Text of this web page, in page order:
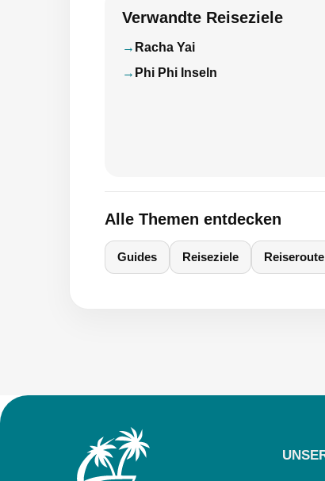
Verwandte Reiseziele
Racha Yai
Phi Phi Inseln
Alle Themen entdecken
Guides Reiseziele